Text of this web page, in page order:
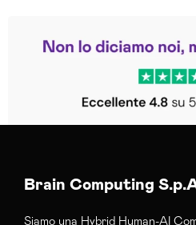
Trustpilot
Brain Computing
Siamo una Hybrid Human-AI